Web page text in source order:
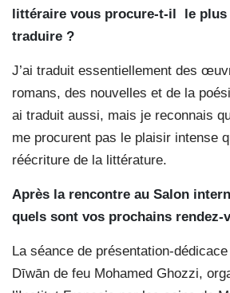
littéraire vous procure-t-il le plus
traduire ?
J’ai traduit essentiellement des
romans, des nouvelles et de la
ai traduit aussi, mais je reconnais
me procurent pas le plaisir intense
réécriture de la littérature.
Après la rencontre au Salon
quels sont vos prochains rendez-
La séance de présentation-
Dīwān de feu Mohamed Ghozzi,